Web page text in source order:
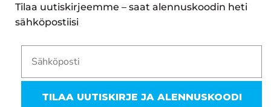
ollut
Tilaa uutiskirjeemme – saat alennuskoodin heti
sähköpostiisi
TILAA UUTISKIRJE JA ALENNUSKOODI